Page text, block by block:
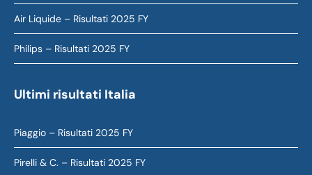
Air Liquide – Risultati 2025 FY
Philips – Risultati 2025 FY
Ultimi risultati Italia
Piaggio – Risultati 2025 FY
Pirelli & C. – Risultati 2025 FY